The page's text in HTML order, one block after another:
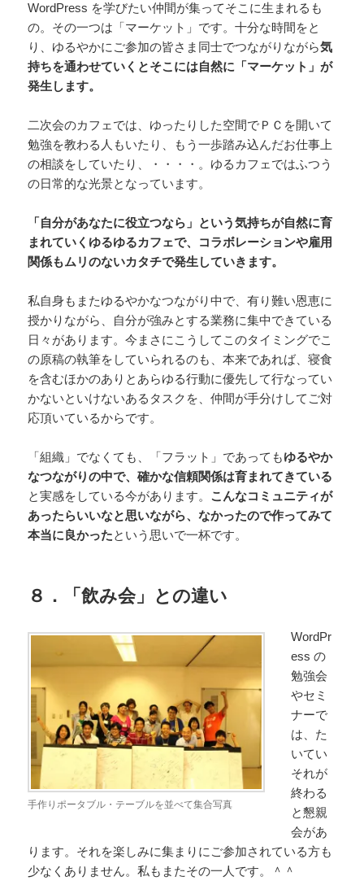
WordPress を学びたい仲間が集ってそこに生まれるも
の。その一つは「マーケット」です。十分な時間をと
り、ゆるやかにご参加の皆さま同士でつながりながら気
持ちを通わせていくとそこには自然に「マーケット」が
発生します。
二次会のカフェでは、ゆったりした空間でＰＣを開いて
勉強を教わる人もいたり、もう一歩踏み込んだお仕事上
の相談をしていたり、・・・・。ゆるカフェではふつう
の日常的な光景となっています。
「自分があなたに役立つなら」という気持ちが自然に育
まれていくゆるゆるカフェで、コラボレーションや雇用
関係もムリのないカタチで発生していきます。
私自身もまたゆるやかなつながり中で、有り難い恩恵に
授かりながら、自分が強みとする業務に集中できている
日々があります。今まさにこうしてこのタイミングでこ
の原稿の執筆をしていられるのも、本来であれば、寝食
を含むほかのありとあらゆる行動に優先して行なってい
かないといけないあるタスクを、仲間が手分けしてご対
応頂いているからです。
「組織」でなくても、「フラット」であってもゆるやか
なつながりの中で、確かな信頼関係は育まれてきている
と実感をしている今があります。 こんなコミュニティが
あったらいいなと思いながら、なかったので作ってみて
本当に良かったという思いで一杯です。
８．「飲み会」との違い
手作りポータブル・テーブルを並べて集合写真
WordPr
ess の
勉強会
やセミ
ナーで
は、た
いてい
それが
終わる
と懇親
会があ
ります。それを楽しみに集まりにご参加されている方も
少なくありません。私もまたその一人です。＾＾